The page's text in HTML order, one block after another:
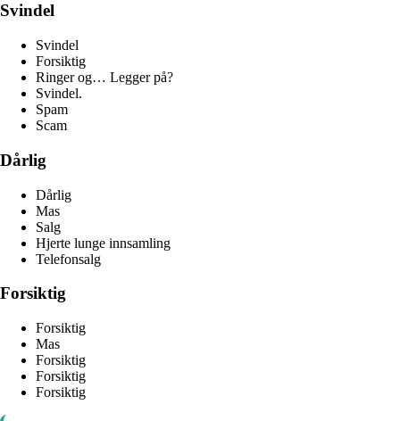
Svindel
Svindel
Forsiktig
Ringer og… Legger på?
Svindel.
Spam
Scam
Dårlig
Dårlig
Mas
Salg
Hjerte lunge innsamling
Telefonsalg
Forsiktig
Forsiktig
Mas
Forsiktig
Forsiktig
Forsiktig